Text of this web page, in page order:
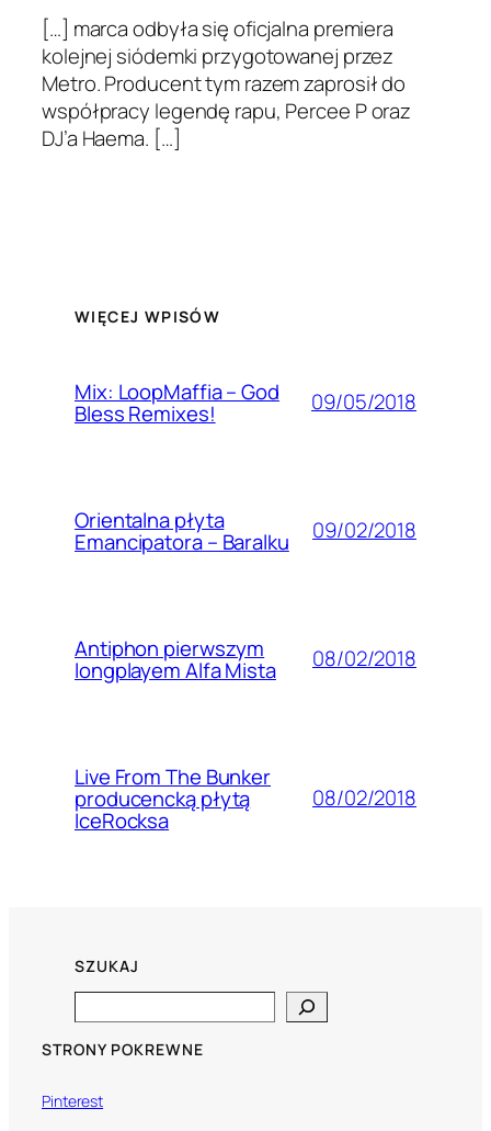
[…] marca odbyła się oficjalna premiera
kolejnej siódemki przygotowanej przez
Metro. Producent tym razem zaprosił do
współpracy legendę rapu, Percee P oraz
DJ’a Haema. […]
WIĘCEJ WPISÓW
Mix: LoopMaffia – God
Bless Remixes! 09/05/2018
Orientalna płyta
Emancipatora – Baralku 09/02/2018
Antiphon pierwszym
longplayem Alfa Mista 08/02/2018
Live From The Bunker
producencką płytą
IceRocksa
08/02/2018
SZUKAJ
STRONY POKREWNE
Pinterest